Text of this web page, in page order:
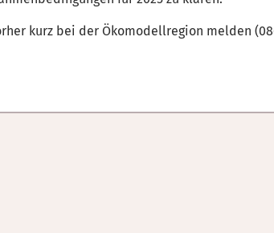
kurz bei der Ökomodellregion melden